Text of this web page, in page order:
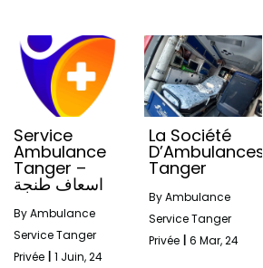
Service
Ambulance
Tanger –
اسعاف طنجة
ByAmbulance
Service Tanger
Privée
1 Juin, 24
La Société
D’Ambulances
Tanger
ByAmbulance
Service Tanger
Privée
6 Mar, 24